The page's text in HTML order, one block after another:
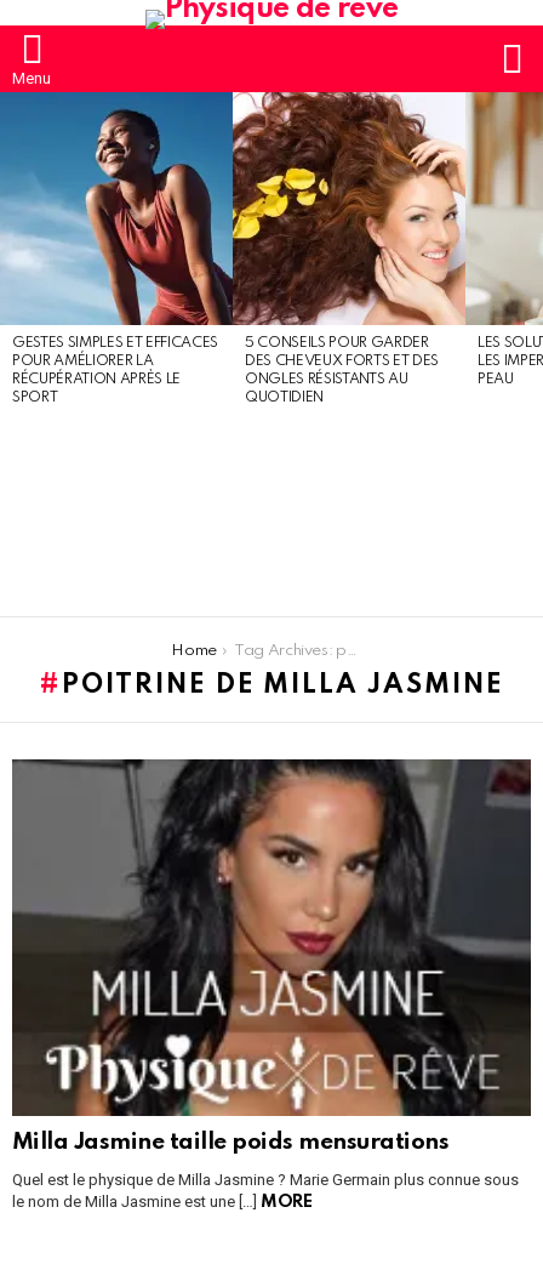
Menu
GESTES SIMPLES ET EFFICACES
POUR AMÉLIORER LA
RÉCUPÉRATION APRÈS LE
SPORT
5 CONSEILS POUR GARDER
DES CHEVEUX FORTS ET DES
ONGLES RÉSISTANTS AU
QUOTIDIEN
LES
LES
PEAU
Home Tag Archives: poitrine de Milla Jasmine
POITRINE DE MILLA JASMINE
LATEST
Milla Jasmine taille poids mensurations
Quel est le physique de Milla Jasmine ? Marie Germain plus connue sous
le nom de Milla Jasmine est une […] MORE